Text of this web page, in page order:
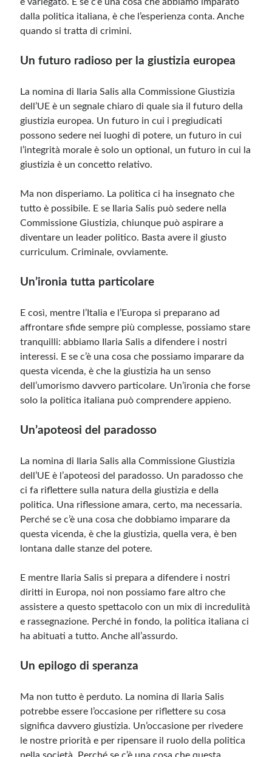
dalla politica italiana, è che l’esperienza conta. Anche
quando si tratta di crimini.
Un futuro radioso per la giustizia europea
La nomina di Ilaria Salis alla Commissione Giustizia
dell’UE è un segnale chiaro di quale sia il futuro della
giustizia europea. Un futuro in cui i pregiudicati
possono sedere nei luoghi di potere, un futuro in cui
l’integrità morale è solo un optional, un futuro in cui la
giustizia è un concetto relativo.
Ma non disperiamo. La politica ci ha insegnato che
tutto è possibile. E se Ilaria Salis può sedere nella
Commissione Giustizia, chiunque può aspirare a
diventare un leader politico. Basta avere il giusto
curriculum. Criminale, ovviamente.
Un’ironia tutta particolare
E così, mentre l’Italia e l’Europa si preparano ad
affrontare sfide sempre più complesse, possiamo stare
tranquilli: abbiamo Ilaria Salis a difendere i nostri
interessi. E se c’è una cosa che possiamo imparare da
questa vicenda, è che la giustizia ha un senso
dell’umorismo davvero particolare. Un’ironia che forse
solo la politica italiana può comprendere appieno.
Un’apoteosi del paradosso
La nomina di Ilaria Salis alla Commissione Giustizia
dell’UE è l’apoteosi del paradosso. Un paradosso che
ci fa riflettere sulla natura della giustizia e della
politica. Una riflessione amara, certo, ma necessaria.
Perché se c’è una cosa che dobbiamo imparare da
questa vicenda, è che la giustizia, quella vera, è ben
lontana dalle stanze del potere.
E mentre Ilaria Salis si prepara a difendere i nostri
diritti in Europa, noi non possiamo fare altro che
assistere a questo spettacolo con un mix di incredulità
e rassegnazione. Perché in fondo, la politica italiana ci
ha abituati a tutto. Anche all’assurdo.
Un epilogo di speranza
Ma non tutto è perduto. La nomina di Ilaria Salis
potrebbe essere l’occasione per riflettere su cosa
significa davvero giustizia. Un’occasione per rivedere
le nostre priorità e per ripensare il ruolo della politica